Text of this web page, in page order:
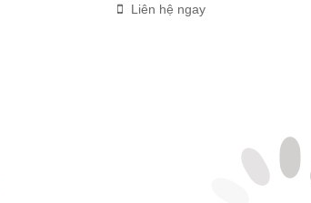
Liên hệ ngay